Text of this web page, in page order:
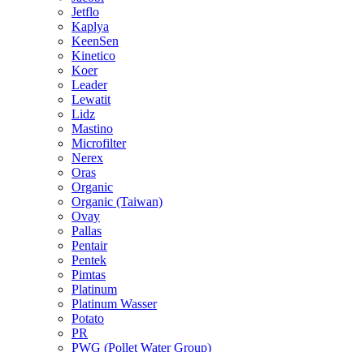
Jetflo
Kaplya
KeenSen
Kinetico
Koer
Leader
Lewatit
Lidz
Mastino
Microfilter
Nerex
Oras
Organic
Organic (Taiwan)
Ovay
Pallas
Pentair
Pentek
Pimtas
Platinum
Platinum Wasser
Potato
PR
PWG (Pollet Water Group)